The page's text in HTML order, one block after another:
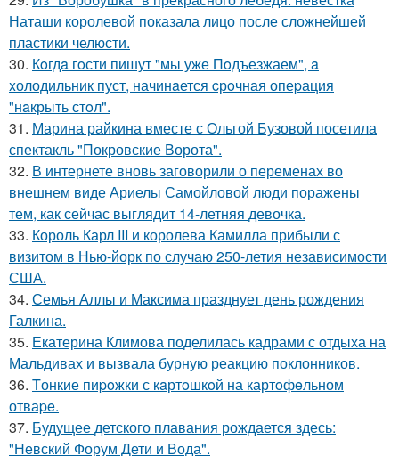
Наташи королевой показала лицо после сложнейшей
пластики челюсти.
30. Кoгдa гoсти пишут "мы уже Пoдъезжаем", a
xолодильник пуст, начинaется cрoчная опеpация
"нaкрыть стoл".
31. Марина райкина вместе с Ольгой Бузовой посетила
спектакль "Покровские Ворота".
32. В интернете вновь заговорили о переменах во
внешнем виде Ариелы Самойловой люди поражены
тем, как сейчас выглядит 14-летняя девочка.
33. Король Карл III и королева Камилла прибыли с
визитом в Нью-йорк по случаю 250-летия независимости
США.
34. Семья Аллы и Максима празднует день рождения
Галкина.
35. Екатерина Климова поделилась кадрами с отдыха на
Мальдивах и вызвала бурную реакцию поклонников.
36. Tонкие пиpoжки с кaртoшкoй на картoфeльном
отваpe.
37. Будущее детского плавания рождается здесь:
"Невский Форум Дети и Вода".